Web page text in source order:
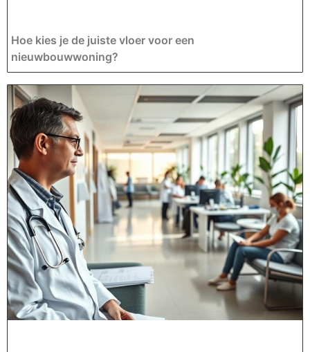
Hoe kies je de juiste vloer voor een
nieuwbouwwoning?